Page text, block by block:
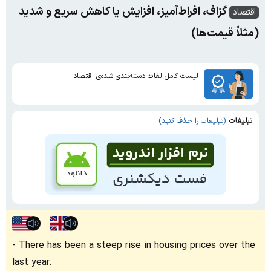
اقتصاد گزاف، افراط‌آمیز، افزایش یا کاهش سریع و شدید
(مثلاً قیمت‌ها)
لیست کامل لغات دسته‌بندی شده‌ی اقتصاد
تبلیغات (تبلیغات را حذف کنید)
There has been a steep rise in housing prices over the
last year.